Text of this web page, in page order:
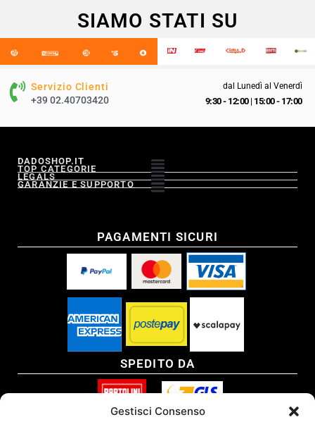
Gestisci Consenso
SIAMO STATI SU
Servizio Clienti
+39 02.40703420
dal Lunedì al Venerdì
9:30 - 12:00| 15:00 - 17:00
DADOSHOP.IT
TOP CATEGORIE
LEGALS
GARANZIE E SUPPORTO
PAGAMENTI SICURI
SPEDITO DA